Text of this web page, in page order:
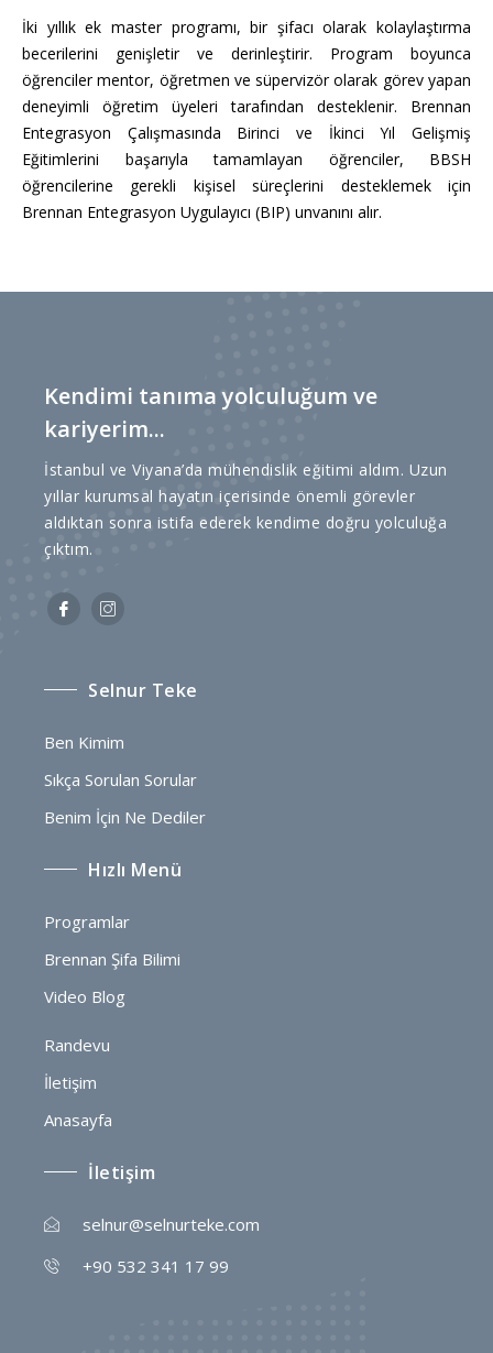
İki yıllık ek master programı, bir şifacı olarak kolaylaştırma
becerilerini genişletir ve derinleştirir. Program boyunca
öğrenciler mentor, öğretmen ve süpervizör olarak görev yapan
deneyimli öğretim üyeleri tarafından desteklenir. Brennan
Entegrasyon Çalışmasında Birinci ve İkinci Yıl Gelişmiş
Eğitimlerini başarıyla tamamlayan öğrenciler, BBSH
öğrencilerine gerekli kişisel süreçlerini desteklemek için
Brennan Entegrasyon Uygulayıcı (BIP) unvanını alır.
Kendimi tanıma yolculuğum ve
kariyerim...
İstanbul ve Viyana’da mühendislik eğitimi aldım. Uzun
yıllar kurumsal hayatın içerisinde önemli görevler
aldıktan sonra istifa ederek kendime doğru yolculuğa
çıktım.
Selnur Teke
Ben Kimim
Sıkça Sorulan Sorular
Benim İçin Ne Dediler
Hızlı Menü
Programlar
Brennan Şifa Bilimi
Video Blog
Randevu
İletişim
Anasayfa
İletişim
selnur@selnurteke.com
+90 532 341 17 99